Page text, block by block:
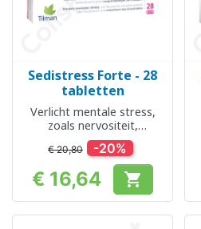
Sedistress Forte - 28
tabletten
Verlicht mentale stress,
zoals nervositeit,
ongerustheid of
prikkelbaarheid en
vergemakkelijkt het
inslapen
€ 20,80 -20%
Prijs
€ 16,64 